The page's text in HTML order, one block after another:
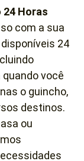
24 Horas
com a sua
24
você
o guincho,
destinos.
ou